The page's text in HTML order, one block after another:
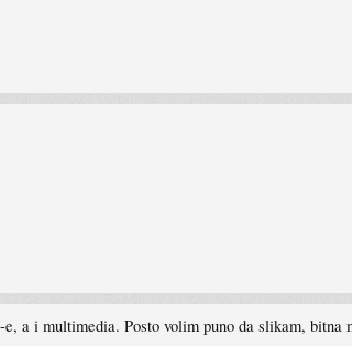
a i multimedia. Posto volim puno da slikam, bitna